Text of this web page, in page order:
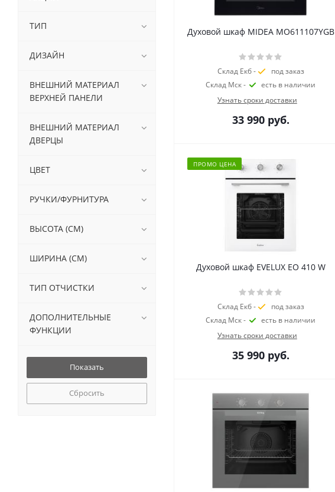
Духовой шкаф MIDEA MO611107YGB
Склад Екб -
под заказ
Склад Мск -
есть в наличии
Узнать сроки доставки
33 990руб.
ПРОМО ЦЕНА
Духовой шкаф EVELUX EO 410 W
Склад Екб -
под заказ
Склад Мск -
есть в наличии
Узнать сроки доставки
35 990руб.
ТИП
ДИЗАЙН
ВНЕШНИЙ МАТЕРИАЛ
ВЕРХНЕЙ ПАНЕЛИ
ВНЕШНИЙ МАТЕРИАЛ
ДВЕРЦЫ
ЦВЕТ
РУЧКИ/ФУРНИТУРА
ВЫСОТА (СМ)
ШИРИНА (СМ)
ТИП ОТЧИСТКИ
ДОПОЛНИТЕЛЬНЫЕ
ФУНКЦИИ
Сбросить